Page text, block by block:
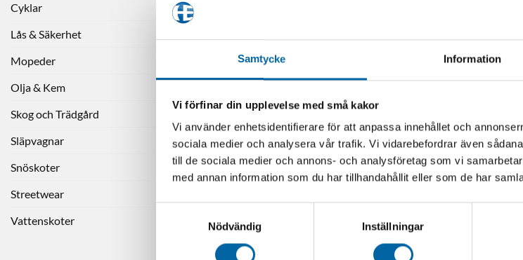
Samtycke Information
Vi förfinar din upplevelse med små kakor
Vi använder enhetsidentifierare för att anpassa innehållet och
sociala medier och analysera vår trafik. Vi vidarebefordrar även
till de sociala medier och annons- och analysföretag som vi
med annan information som du har tillhandahållit eller som de har
Nödvändig
Inställningar
Cyklar
Lås & Säkerhet
Mopeder
Olja & Kem
Skog och Trädgård
Släpvagnar
Snöskoter
Streetwear
Vattenskoter
(FC/FE/FS/TE/TC/SX/EXC/XC)
I lager
LÄGG I VARUKORG